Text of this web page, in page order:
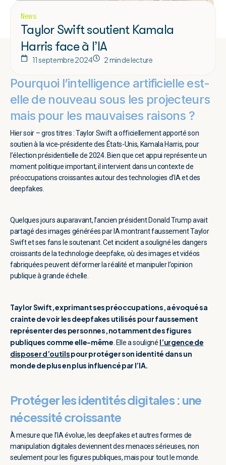
News
Taylor Swift soutient Kamala
Harris face à l’IA
11 septembre 2024 2 min de lecture
Pourquoi l’intelligence artificielle est-
elle de nouveau sous les projecteurs
mais pour les mauvaises raisons ?
Hier soir – gros titres : Taylor Swift a officiellement apporté son
soutien à la vice-présidente des États-Unis, Kamala Harris, pour
l’élection présidentielle de 2024. Bien que cet appui représente un
moment politique important, il intervient dans un contexte de
préoccupations croissantes autour des technologies d’IA et des
deepfakes.
Quelques jours auparavant, l’ancien président Donald Trump avait
partagé des images générées par IA montrant faussement Taylor
Swift et ses fans le soutenant. Cet incident a souligné les dangers
croissants de la technologie deepfake, où des images et vidéos
fabriquées peuvent déformer la réalité et manipuler l’opinion
publique à grande échelle.
Taylor Swift, exprimant ses préoccupations, a évoqué sa
crainte de voir les deepfakes utilisés pour faussement
représenter des personnes, notamment des figures
publiques comme elle-même . Elle a souligné l’urgence de
disposer d’outilspour protéger son identité dans un
monde de plus en plus influencé par l’IA.
Protéger les identités digitales : une
nécessité croissante
À mesure que l’IA évolue, les deepfakes et autres formes de
manipulation digitales deviennent des menaces sérieuses, non
seulement pour les figures publiques, mais pour tout le monde.